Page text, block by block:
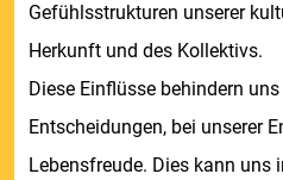
Gefühlsstrukturen unserer
Herkunft und des Kollektivs.
Diese Einflüsse behindern
Entscheidungen, bei unserer
Lebensfreude. Dies kann uns